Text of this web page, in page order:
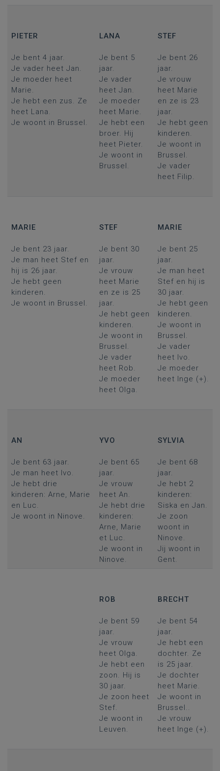
PIETER
Je bent 4 jaar.
Je vader heet Jan.
Je moeder heet
Marie.
Je hebt een zus. Ze
heet Lana.
Je woont in Brussel.
LANA
Je bent 5
jaar.
Je vader
heet Jan.
Je moeder
heet Marie.
Je hebt een
broer. Hij
heet Pieter.
Je woont in
Brussel.
STEF
Je bent 26
jaar.
Je vrouw
heet Marie
en ze is 23
jaar.
Je hebt geen
kinderen.
Je woont in
Brussel.
Je vader
heet Filip.
MARIE
Je bent 23 jaar.
Je man heet Stef en
hij is 26 jaar.
Je hebt geen
kinderen.
Je woont in Brussel.
STEF
Je bent 30
jaar.
Je vrouw
heet Marie
en ze is 25
jaar.
Je hebt geen
kinderen.
Je woont in
Brussel.
Je vader
heet Rob.
Je moeder
heet Olga.
MARIE
Je bent 25
jaar.
Je man heet
Stef en hij is
30 jaar.
Je hebt geen
kinderen.
Je woont in
Brussel.
Je vader
heet Ivo.
Je moeder
heet Inge (+).
AN
Je bent 63 jaar.
Je man heet Ivo.
Je hebt drie
kinderen: Arne, Marie
en Luc.
Je woont in Ninove.
YVO
Je bent 65
jaar.
Je vrouw
heet An.
Je hebt drie
kinderen:
Arne, Marie
et Luc.
Je woont in
Ninove.
SYLVIA
Je bent 68
jaar.
Je hebt 2
kinderen:
Siska en Jan.
Je zoon
woont in
Ninove.
Jij woont in
Gent.
ROB
Je bent 59
jaar.
Je vrouw
heet Olga.
Je hebt een
zoon. Hij is
30 jaar.
Je zoon heet
Stef.
Je woont in
Leuven.
BRECHT
Je bent 54
jaar.
Je hebt een
dochter. Ze
is 25 jaar.
Je dochter
heet Marie.
Je woont in
Brussel..
Je vrouw
heet Inge (+).